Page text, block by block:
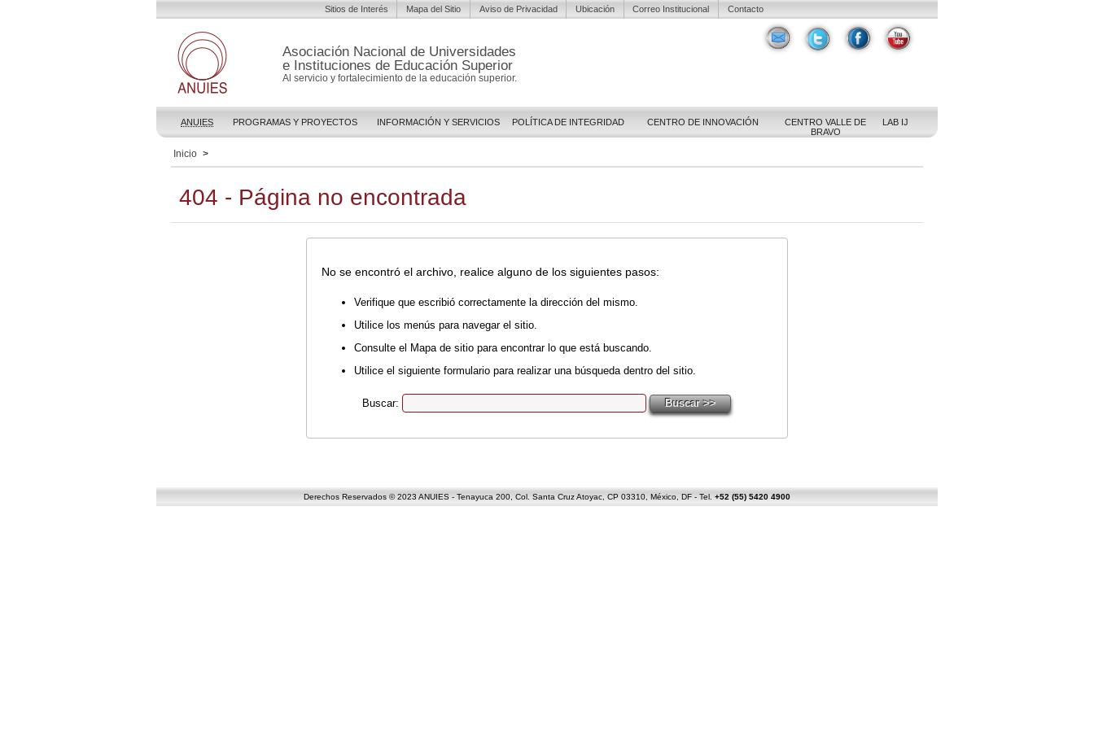
Asociación Nacional de Universidades
e Instituciones de Educación Superior
Al servicio y fortalecimiento de la educación superior.
ANUIES PROGRAMAS Y PROYECTOS INFORMACIÓN Y SERVICIOS POLÍTICA DE INTEGRIDAD CENTRO DE INNOVACIÓN
CENTRO VALLE DE
BRAVO
LAB IJ
Sitios de Interés Mapa del Sitio Aviso de Privacidad Ubicación Correo Institucional Contacto
Inicio >
404 - Página no encontrada
No se encontró el archivo, realice alguno de los siguientes pasos:
Verifique que escribió correctamente la dirección del mismo.
Utilice los menús para navegar el sitio.
Consulte el Mapa de sitio para encontrar lo que está buscando.
Utilice el siguiente formulario para realizar una búsqueda dentro del sitio.
Buscar: Buscar >>
Derechos Reservados © 2023 ANUIES - Tenayuca 200, Col. Santa Cruz Atoyac, CP 03310, México, DF - Tel. +52 (55) 5420 4900